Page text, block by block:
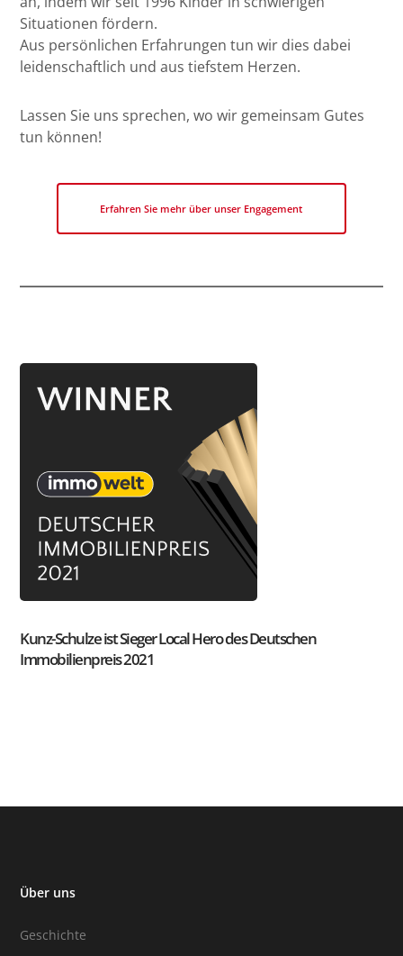
Situationen fördern.
Aus persönlichen Erfahrungen tun wir dies dabei
leidenschaftlich und aus tiefstem Herzen.
Lassen Sie uns sprechen, wo wir gemeinsam Gutes
tun können!
Erfahren Sie mehr über unser Engagement
Kunz-Schulze ist Sieger Local Hero des Deutschen
Immobilienpreis 2021
Über uns
Geschichte